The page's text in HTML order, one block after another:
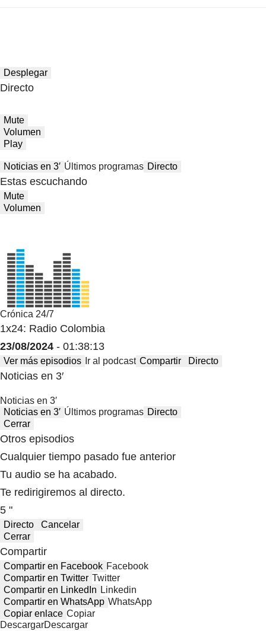
Desplegar
Directo
Mute
Volumen
Play
Noticias en 3′ Últimos programas Directo
Estas escuchando
Mute
Volumen
Crónica 24/7
1x24: Radio Colombia
23/08/2024 - 01:38:13
Ver más episodios Ir al podcast Compartir Directo
Noticias en 3′
Noticias en 3′
Noticias en 3′ Últimos programas Directo
Cerrar
Otros episodios
Cualquier tiempo pasado fue anterior
Tu audio se ha acabado.
Te redirigiremos al directo.
5 "
Directo
Cancelar
Cerrar
Compartir
Compartir en Facebook Facebook
Compartir en Twitter Twitter
Compartir en LinkedIn Linkedin
Compartir en WhatsApp WhatsApp
Copiar enlace Copiar
DescargarDescargar